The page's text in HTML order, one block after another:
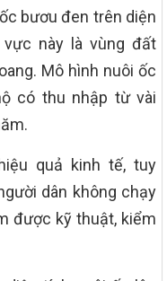
bươu đen trên diện
này là vùng đất
Mô hình nuôi ốc
có thu nhập từ vài
quả kinh tế, tuy
dân không chạy
được kỹ thuật, kiểm